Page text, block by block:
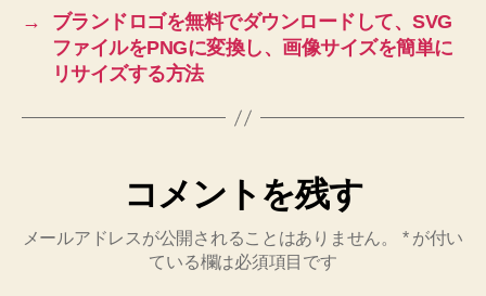
→
ブランドロゴを無料でダウンロードして、SVG
ファイルをPNGに変換し、画像サイズを簡単に
リサイズする方法
コメントを残す
メールアドレスが公開されることはありません。 *が付い
ている欄は必須項目です